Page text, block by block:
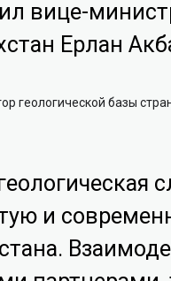
вице-
Ерлан
геологической базы
и